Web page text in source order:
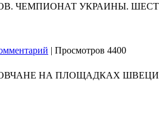
ЧЕМПИОНАТ УКРАИНЫ.
| Просмотров 4400
НА ПЛОЩАДКАХ